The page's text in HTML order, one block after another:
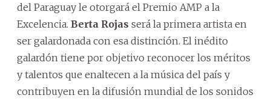
del Paraguay le otorgará el Premio AMP a la
Excelencia. Berta Rojas será la primera artista en
ser galardonada con esa distinción. El inédito
galardón tiene por objetivo reconocer los méritos
y talentos que enaltecen a la música del país y
contribuyen en la difusión mundial de los sonidos